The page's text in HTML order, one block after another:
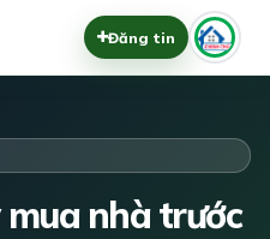
Đăng tin
nhà trước